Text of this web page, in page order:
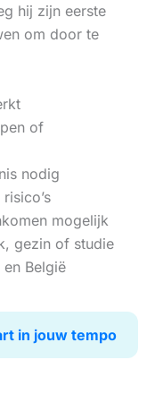
hij zijn eerste
om door te
of
nodig
mogelijk
gezin of studie
België
in jouw tempo